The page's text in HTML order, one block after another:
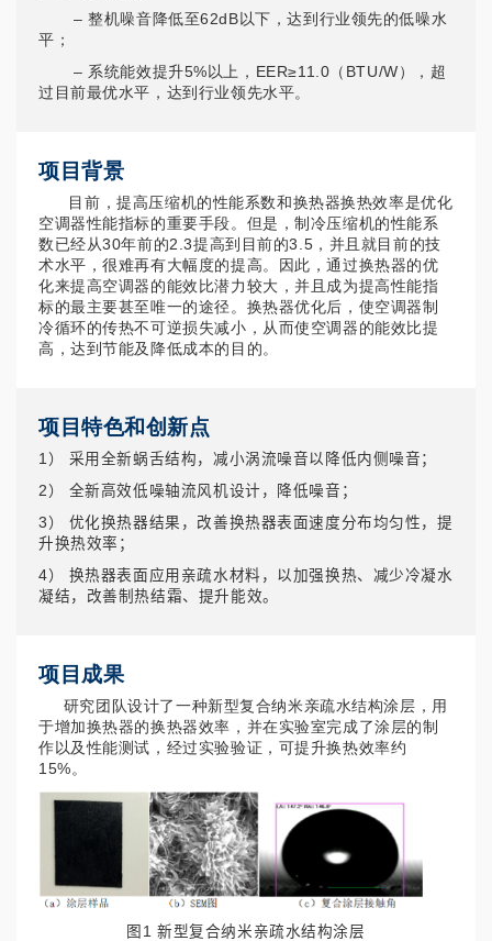
– 整机噪音降低至62dB以下，达到行业领先的低噪水
平；
– 系统能效提升5%以上，EER≥11.0（BTU/W），超
过目前最优水平，达到行业领先水平。
项目背景
目前，提高压缩机的性能系数和换热器换热效率是优化
空调器性能指标的重要手段。但是，制冷压缩机的性能系
数已经从30年前的2.3提高到目前的3.5，并且就目前的技
术水平，很难再有大幅度的提高。因此，通过换热器的优
化来提高空调器的能效比潜力较大，并且成为提高性能指
标的最主要甚至唯一的途径。换热器优化后，使空调器制
冷循环的传热不可逆损失减小，从而使空调器的能效比提
高，达到节能及降低成本的目的。
项目特色和创新点
1） 采用全新蜗舌结构，减小涡流噪音以降低内侧噪音；
2） 全新高效低噪轴流风机设计，降低噪音；
3） 优化换热器结果，改善换热器表面速度分布均匀性，提
升换热效率；
4） 换热器表面应用亲疏水材料，以加强换热、减少冷凝水
凝结，改善制热结霜、提升能效。
项目成果
研究团队设计了一种新型复合纳米亲疏水结构涂层，用
于增加换热器的换热器效率，并在实验室完成了涂层的制
作以及性能测试，经过实验验证，可提升换热效率约
15%。
图1 新型复合纳米亲疏水结构涂层